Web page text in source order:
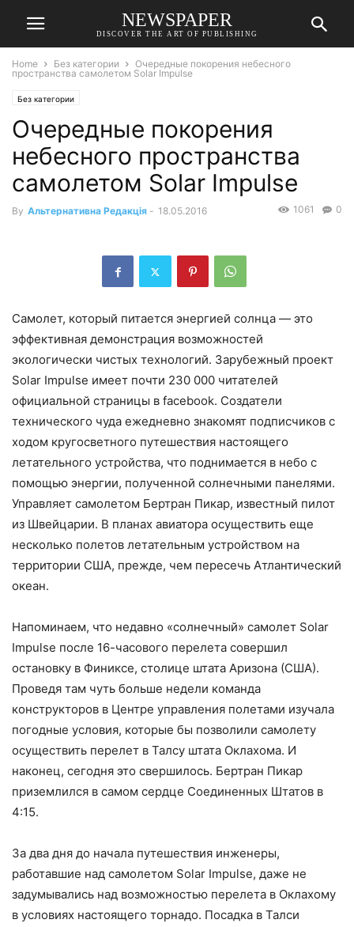
NEWSPAPER
DISCOVER THE ART OF PUBLISHING
Home Без категории
Очередные покорения небесного
пространства самолетом Solar Impulse
Без категории
Очередные покорения
небесного пространства
самолетом Solar Impulse
By Альтернативна Редакція - 18.05.2016 0
1061
Самолет, который питается энергией солнца — это
эффективная демонстрация возможностей
экологически чистых технологий. Зарубежный проект
Solar Impulse имеет почти 230 000 читателей
официальной страницы в facebook. Создатели
технического чуда ежедневно знакомят подписчиков с
ходом кругосветного путешествия настоящего
летательного устройства, что поднимается в небо с
помощью энергии, полученной солнечными панелями.
Управляет самолетом Бертран Пикар, известный пилот
из Швейцарии. В планах авиатора осуществить еще
несколько полетов летательным устройством на
территории США, прежде, чем пересечь Атлантический
океан.
Напоминаем, что недавно «солнечный» самолет Solar
Impulse после 16-часового перелета совершил
остановку в Финиксе, столице штата Аризона (США).
Проведя там чуть больше недели команда
конструкторов в Центре управления полетами изучала
погодные условия, которые бы позволили самолету
осуществить перелет в Талсу штата Оклахома. И
наконец, сегодня это свершилось. Бертран Пикар
приземлился в самом сердце Соединенных Штатов в
4:15.
За два дня до начала путешествия инженеры,
работавшие над самолетом Solar Impulse, даже не
задумывались над возможностью перелета в Оклахому
в условиях настоящего торнадо. Посадка в Талси